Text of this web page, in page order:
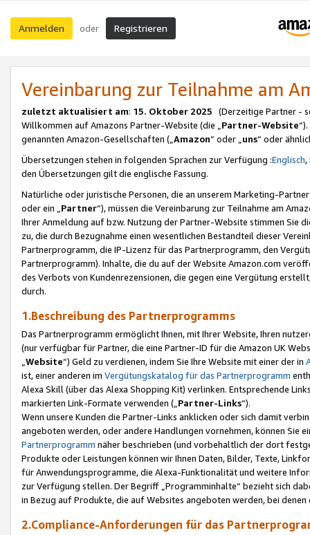
Anmelden oder Registrieren
Vereinbarung zur Teilnahme am
zuletzt aktualisiert am: 15. Oktober 2025 (Derzeitige Partner -
Willkommen auf Amazons Partner-Website (die „Partner-Website
genannten Amazon-Gesellschaften („Amazon“ oder „uns“ oder
Übersetzungen stehen in folgenden Sprachen zur Verfügung :Englisch,
den Übersetzungen gilt die englische Fassung.
Natürliche oder juristische Personen, die an unserem Marketing-
oder ein „Partner“), müssen die Vereinbarung zur Teilnahme am
Ihrer Anmeldung auf bzw. Nutzung der Partner-Website stimmen Sie
zu, die durch Bezugnahme einen wesentlichen Bestandteil dieser
Partnerprogramm, die IP-Lizenz für das Partnerprogramm, den
Partnerprogramm). Inhalte, die du auf der Website Amazon.com
des Verbots von Kundenrezensionen, die gegen eine Vergütung
durch.
1.Beschreibung des Partnerprogramms
Das Partnerprogramm ermöglicht Ihnen, mit Ihrer Website, Ihren
(nur verfügbar für Partner, die eine Partner-ID für die Amazon UK
Website“) Geld zu verdienen, indem Sie Ihre Website mit einer der in
ist, einer anderen im Vergütungskatalog für das Partnerprogramm
Alexa Skill (über das Alexa Shopping Kit) verlinken. Entsprechende
markierten Link-Formate verwenden („ Partner-Links“).
Wenn unsere Kunden die Partner-Links anklicken oder sich damit
angeboten werden, oder andere Handlungen vornehmen, können Sie
Partnerprogramm näher beschrieben (und vorbehaltlich der dort
Produkte oder Leistungen können wir Ihnen Daten, Bilder, Texte,
für Anwendungsprogramme, die Alexa-Funktionalität und weitere
zur Verfügung stellen. Der Begriff „Programminhalte“ bezieht sich
in Bezug auf Produkte, die auf Websites angeboten werden, bei
2.Compliance-Anforderungen für das